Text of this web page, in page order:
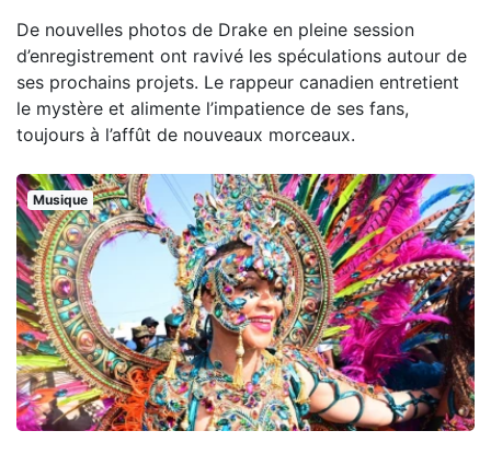
De nouvelles photos de Drake en pleine session
d’enregistrement ont ravivé les spéculations autour de
ses prochains projets. Le rappeur canadien entretient
le mystère et alimente l’impatience de ses fans,
toujours à l’affût de nouveaux morceaux.
Musique